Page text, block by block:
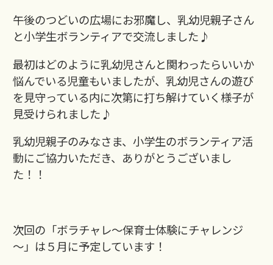
午後のつどいの広場にお邪魔し、乳幼児親子さん
と小学生ボランティアで交流しました♪
最初はどのように乳幼児さんと関わったらいいか
悩んでいる児童もいましたが、乳幼児さんの遊び
を見守っている内に次第に打ち解けていく様子が
見受けられました♪
乳幼児親子のみなさま、小学生のボランティア活
動にご協力いただき、ありがとうございまし
た！！
次回の「ボラチャレ～保育士体験にチャレンジ
～」は５月に予定しています！